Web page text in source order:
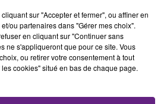
à 5h00 par Fabrice Aubry
sur "Accepter et fermer", ou affiner en
ou partenaires dans "Gérer mes choix".
en cliquant sur "Continuer sans
ne s'appliqueront que pour ce site. Vous
ou retirer votre consentement à tout
cookies" situé en bas de chaque page.